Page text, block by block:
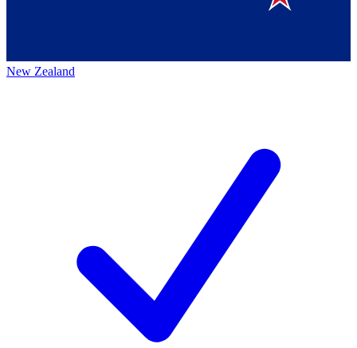
New Zealand